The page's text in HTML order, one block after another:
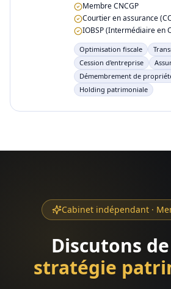
Membre CNCGP
Courtier en assurance
IOBSP (Intermédiaire en
Optimisation fiscale
Cession d'entreprise
Démembrement de
Holding patrimoniale
Cabinet indépendant ·
Discutons
stratégie